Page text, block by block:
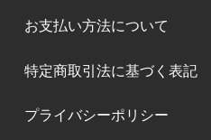
お支払い方法について
特定商取引法に基づく表記
プライバシーポリシー